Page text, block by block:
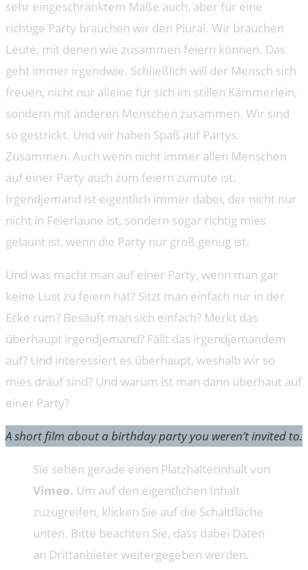
sehr eingeschränktem Maße auch, aber für eine
richtige Party brauchen wir den Plural. Wir brauchen
Leute, mit denen wie zusammen feiern können. Das
geht immer irgendwie. Schließlich will der Mensch sich
freuen, nicht nur alleine für sich im stillen Kämmerlein,
sondern mit anderen Menschen zusammen. Wir sind
so gestrickt. Und wir haben Spaß auf Partys.
Zusammen. Auch wenn nicht immer allen Menschen
auf einer Party auch zum feiern zumute ist.
Irgendjemand ist eigentlich immer dabei, der nicht nur
nicht in Feierlaune ist, sondern sogar richtig mies
gelaunt ist, wenn die Party nur groß genug ist.
Und was macht man auf einer Party, wenn man gar
keine Lust zu feiern hat? Sitzt man einfach nur in der
Ecke rum? Besäuft man sich einfach? Merkt das
überhaupt irgendjemand? Fällt das irgendjemandem
auf? Und interessiert es überhaupt, weshalb wir so
mies drauf sind? Und warum ist man dann überhaut auf
einer Party?
A short film about a birthday party you weren’t invited to.
Sie sehen gerade einen Platzhalterinhalt von
Vimeo. Um auf den eigentlichen Inhalt
zuzugreifen, klicken Sie auf die Schaltfläche
unten. Bitte beachten Sie, dass dabei Daten
an Drittanbieter weitergegeben werden.